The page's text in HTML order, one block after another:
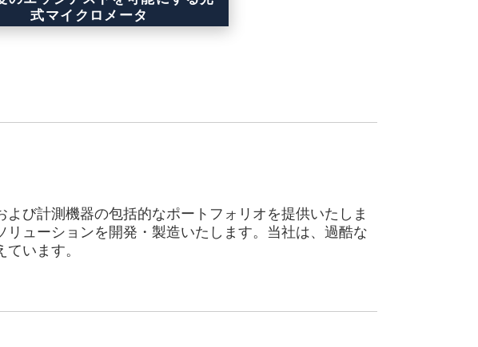
式マイクロメータ
び計測機器の包括的なポートフォリオを提供いたしま
ューションを開発・製造いたします。当社は、過酷な
います。